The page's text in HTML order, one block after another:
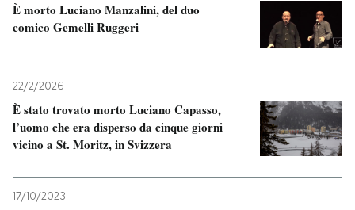
Entra
È morto Luciano Manzalini, del duo
comico Gemelli Ruggeri
22/2/2026
È stato trovato morto Luciano Capasso,
l’uomo che era disperso da cinque giorni
vicino a St. Moritz, in Svizzera
17/10/2023